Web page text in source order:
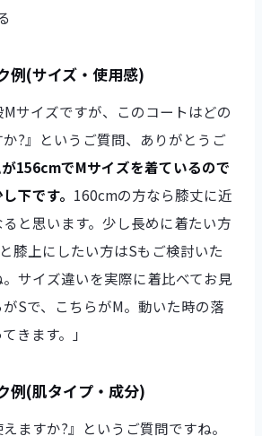
例(サイズ・使用感)
Mサイズですが、このコートはどの
?』というご質問、ありがとうご
156cmでMサイズを着ているので
下です。 160cmの方なら膝丈に近
と思います。少し長めに着たい方
膝上にしたい方はSもご検討いた
サイズ違いを実際に着比べてお見
がSで、こちらがM。動いた時の落
きます。」
例(肌タイプ・成分)
えますか?』というご質問ですね。